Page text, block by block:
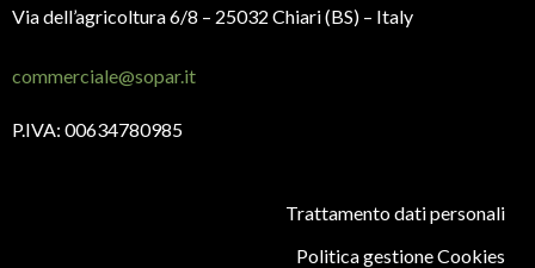
Via dell’agricoltura 6/8 – 25032 Chiari (BS) – Italy
commerciale@sopar.it
P.IVA: 00634780985
Trattamento dati personali
Politica gestione Cookies